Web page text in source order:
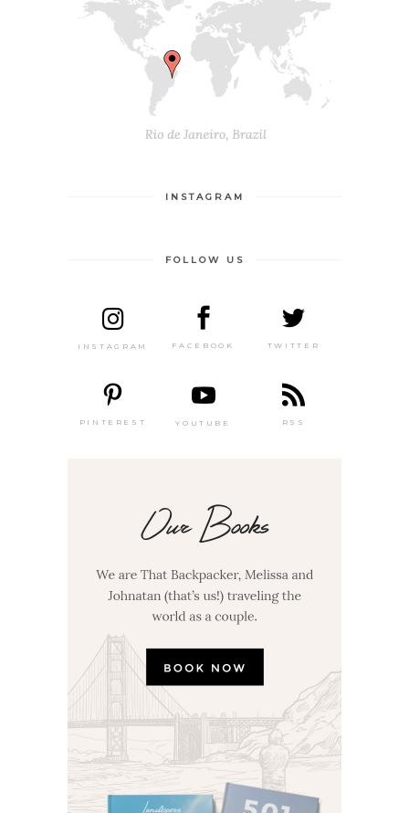
INSTAGRAM
FOLLOW US
INSTAGRAM FACEBOOK TWITTER
PINTEREST YOUTUBE RSS